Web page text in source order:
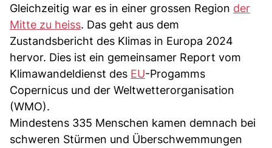
Gleichzeitig war es in einer grossen Region der
Mitte zu heiss. Das geht aus dem
Zustandsbericht des Klimas in Europa 2024
hervor. Dies ist ein gemeinsamer Report vom
Klimawandeldienst des EU-Progamms
Copernicus und der Weltwetterorganisation
(WMO).
Mindestens 335 Menschen kamen demnach bei
schweren Stürmen und Überschwemmungen